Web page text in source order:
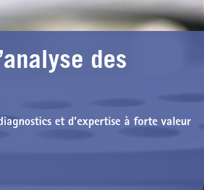
des
et d’expertise à forte valeur